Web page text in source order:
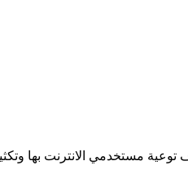
مستخدمي الانترنت بها